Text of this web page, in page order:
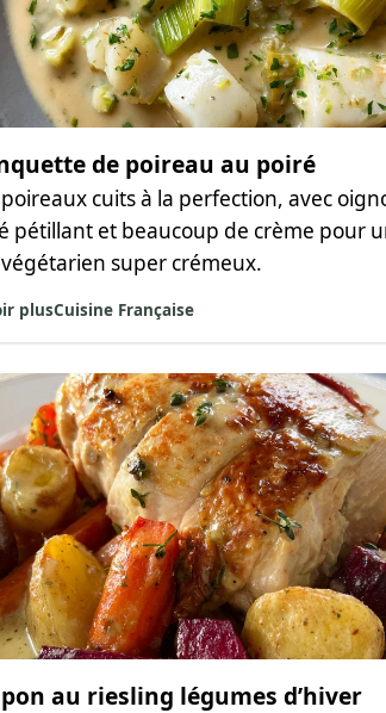
de poireau au poiré
cuits à la perfection, avec
pétillant et beaucoup de crème pour
super crémeux.
plusCuisine Française
au riesling légumes d’hiver